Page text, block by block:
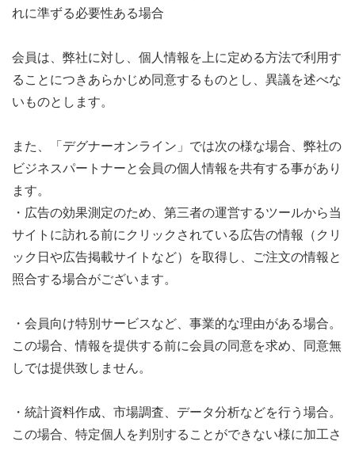
れに準ずる必要性ある場合
会員は、弊社に対し、個人情報を上に定める方法で利用す
ることにつきあらかじめ同意するものとし、異議を述べな
いものとします。
また、「デグナーオンライン」では次の様な場合、弊社の
ビジネスパートナーと会員の個人情報を共有する事があり
ます。
・広告の効果測定のため、第三者の運営するツールから当
サイトに訪れる前にクリックされている広告の情報（クリ
ック日や広告掲載サイトなど）を取得し、ご注文の情報と
照合する場合がございます。
・会員向け特別サービスなど、事業的な理由がある場合。
この場合、情報を提供する前に会員の同意を求め、同意無
しでは提供致しません。
・統計資料作成、市場調査、データ分析などを行う場合。
この場合、特定個人を判別することができない様に加工さ